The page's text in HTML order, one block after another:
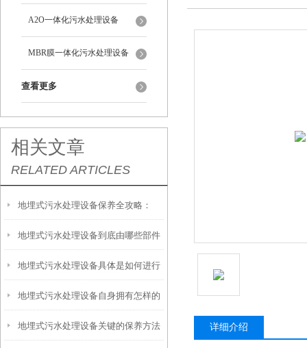
A2O一体化污水处理设备
MBR膜一体化污水处理设备
查看更多
相关文章
RELATED ARTICLES
地埋式污水处理设备保养全攻略：
让“地下卫士”持续高效运转
地埋式污水处理设备到底由哪些部件
撑起？核心结构一文拆解
地埋式污水处理设备具体是如何进行
安装的呢？
地埋式污水处理设备自身拥有怎样的
特点呢？
地埋式污水处理设备关键的保养方法 详细介绍